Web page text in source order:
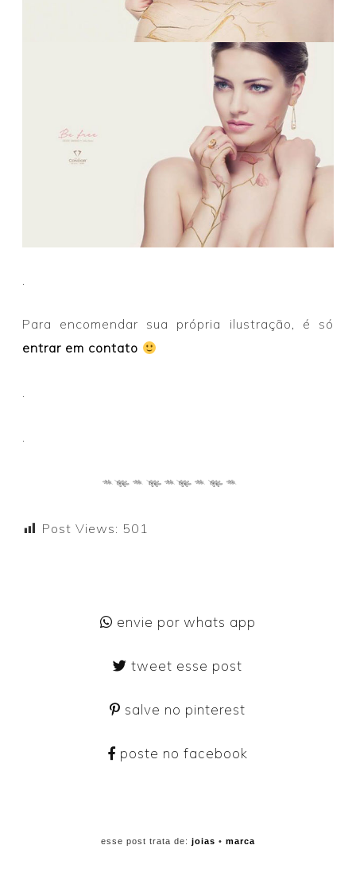
Para encomendar sua própria ilustração, é só
entrar em contato
Post Views: 501
envie por whats app
tweet esse post
salve no pinterest
poste no facebook
esse post trata de: joias • marca